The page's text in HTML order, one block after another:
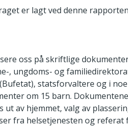
er lagt ved denne
oss på skriftlige
, ungdoms- og
statsforvaltere og i
om 15 barn.
av hjemmet, valg av
fra helsetjenesten og referat